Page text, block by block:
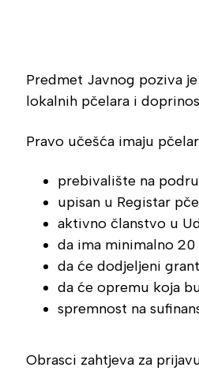
Predmet Javnog poziva
lokalnih pčelara i
Pravo učešća imaju
prebivalište na
upisan u Registar
aktivno članstvo u
da ima minimalno
da će dodjeljeni
da će opremu koja
spremnost na
Obrasci zahtjeva za